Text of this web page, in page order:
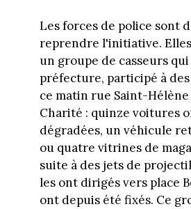
Les forces de police sont
reprendre l'initiative.
un groupe de casseurs
préfecture, participé à
ce matin rue Saint-
Charité : quinze voitures
dégradées, un véhicule
ou quatre vitrines de
suite à des jets de
les ont dirigés vers place
ont depuis été fixés. Ce